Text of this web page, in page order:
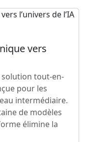
vers
solution tout-en-
pour les
intermédiaire.
de modèles
élimine la